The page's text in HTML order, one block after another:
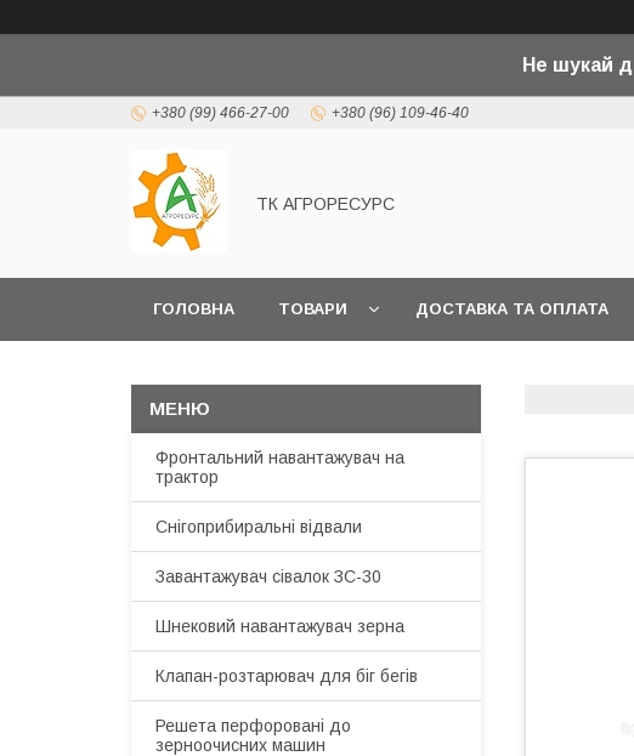
Не шукай
+380 (99) 466-27-00 +380 (96) 109-46-40
ТК АГРОРЕСУРС
ГОЛОВНА ТОВАРИ ДОСТАВКА ТА ОПЛАТА
Фронтальний навантажувач на
трактор
Снігоприбиральні відвали
Завантажувач сівалок ЗС-30
Шнековий навантажувач зерна
Клапан-розтарювач для біг бегів
Решета перфоровані до
зерноочисних машин